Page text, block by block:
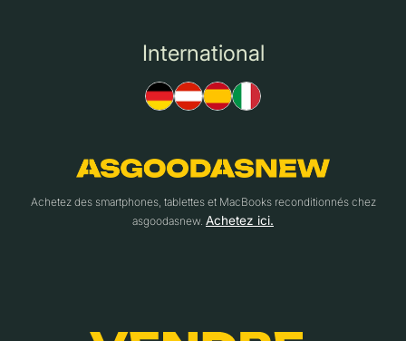
International
Achetez des smartphones, tablettes et MacBooks reconditionnés chez
asgoodasnew. Achetez ici.